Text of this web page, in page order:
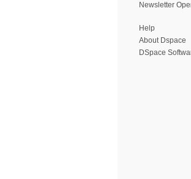
Newsletter
Help
About Dspace
DSpace